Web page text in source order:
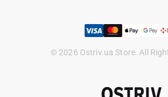
© 2026 Ostriv.ua Store. All